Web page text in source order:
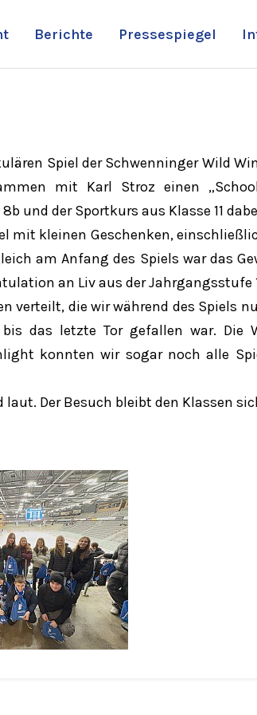
Berichte Pressespiegel
Spiel der Schwenninger Wild
mit Karl Stroz einen
und der Sportkurs aus Klasse 11
mit kleinen Geschenken,
am Anfang des Spiels war das
an Liv aus der Jahrgangsstufe
verteilt, die wir während des Spiels
das letzte Tor gefallen war. Die
konnten wir sogar noch alle
Der Besuch bleibt den Klassen